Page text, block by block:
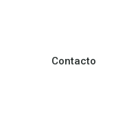
Contacto